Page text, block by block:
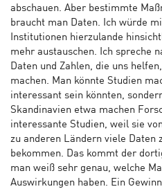
abschauen. Aber bestimmte
braucht man Daten. Ich würde
Institutionen hierzulande
mehr austauschen. Ich spreche
Daten und Zahlen, die uns
machen. Man könnte Studien
interessant sein könnten,
Skandinavien etwa machen
interessante Studien, weil sie
zu anderen Ländern viele Daten
bekommen. Das kommt der
man weiß sehr genau, welche
Auswirkungen haben. Ein